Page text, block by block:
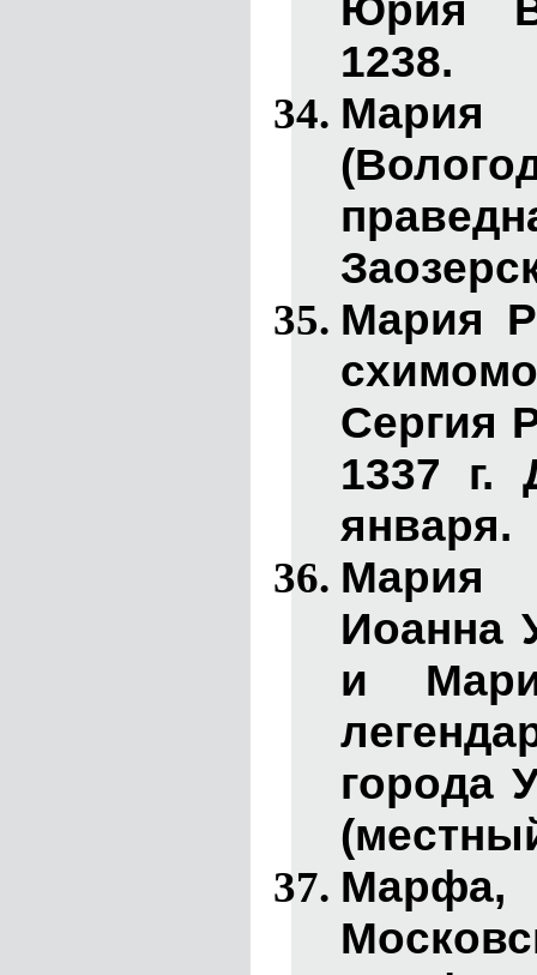
1238.
Мария
Сергия
1337 г.
января.
Мария
Иоанна
и
города
Марфа,